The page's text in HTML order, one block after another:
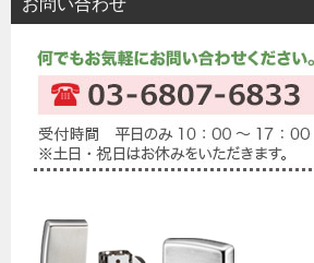
お問い合わせ